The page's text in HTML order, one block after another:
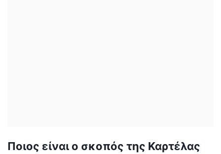
Ποιος είναι ο σκοπός της Καρτέλας